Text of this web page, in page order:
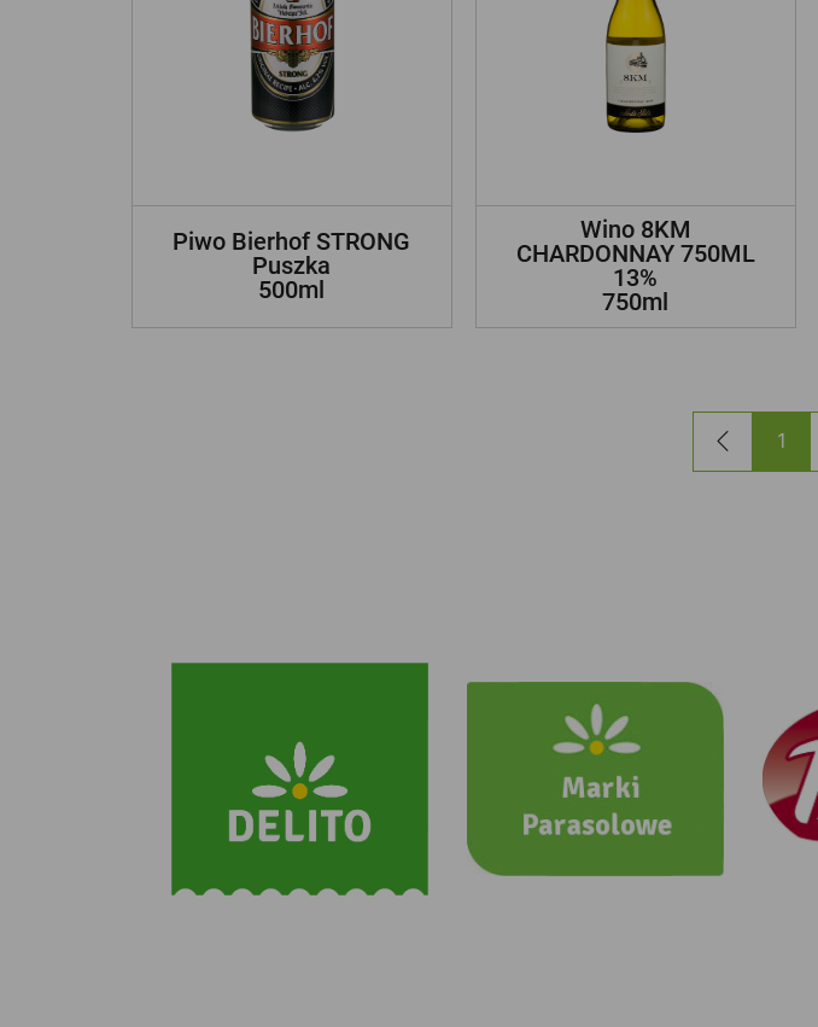
Piwo Bierhof STRONG
Puszka
500ml
Wino 8KM
CHARDONNAY 750ML
13%
750ml